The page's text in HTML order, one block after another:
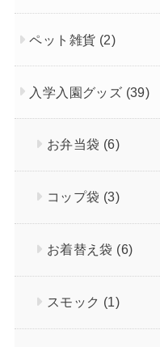
ペット雑貨 (2)
入学入園グッズ (39)
お弁当袋 (6)
コップ袋 (3)
お着替え袋 (6)
スモック (1)